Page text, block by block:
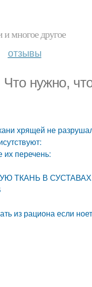
многое другое
отзывы
нужно,
хрящей не
их перечень:
ТКАНЬ В СУСТАВАХ
из рациона если